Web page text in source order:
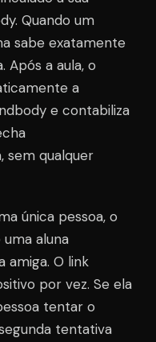
Quando um
sabe exatamente
Após a aula, o
a
e contabiliza
sem qualquer
única pessoa, o
aluna
amiga. O link
por vez. Se ela
tentar o
tentativa